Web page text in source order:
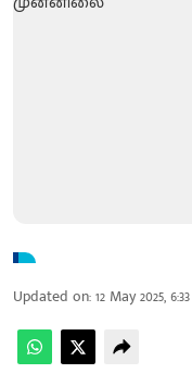
Updated on:12 May 2025,